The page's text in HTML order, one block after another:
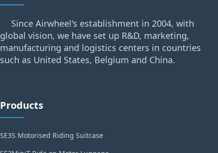
Since Airwheel's establishment in 2004, with
global vision, we have set up R&D, marketing,
manufacturing and logistics centers in countries
such as United States, Belgium and China.
Products
SE3S Motorised Riding Suitcase